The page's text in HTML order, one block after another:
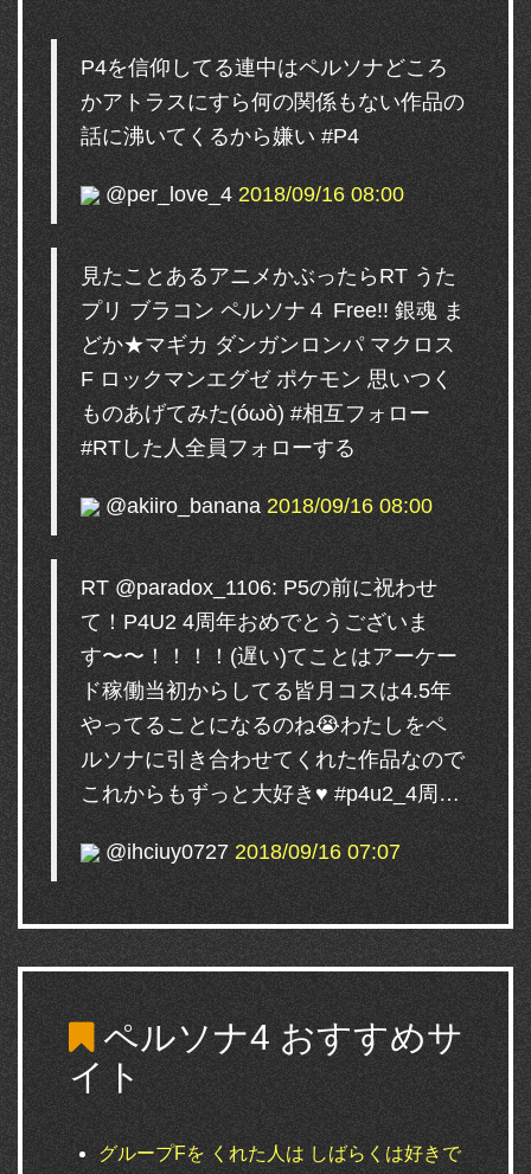
P4を信仰してる連中はペルソナどころ
かアトラスにすら何の関係もない作品の
話に沸いてくるから嫌い #P4
@per_love_4 2018/09/16 08:00
見たことあるアニメかぶったらRT うた
プリ ブラコン ペルソナ４ Free!! 銀魂 ま
どか★マギカ ダンガンロンパ マクロス
F ロックマンエグゼ ポケモン 思いつく
ものあげてみた(óωò) #相互フォロー
#RTした人全員フォローする
@akiiro_banana 2018/09/16 08:00
RT @paradox_1106: P5の前に祝わせ
て！P4U2 4周年おめでとうございま
す〜〜！！！！(遅い)てことはアーケー
ド稼働当初からしてる皆月コスは4.5年
やってることになるのね😭わたしをペ
ルソナに引き合わせてくれた作品なので
これからもずっと大好き♥ #p4u2_4周…
@ihciuy0727 2018/09/16 07:07
ペルソナ4 おすすめサ
イト
グループFを くれた人は しばらくは好きで